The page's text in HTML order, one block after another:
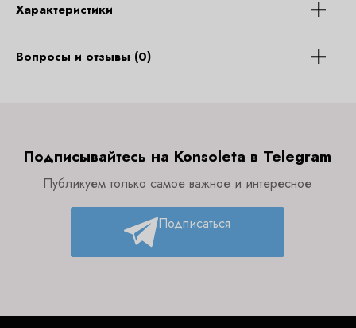
Характеристики
Вопросы и отзывы (0)
Подписывайтесь на Konsoleta в Telegram
Публикуем только самое важное и интересное
Подписаться